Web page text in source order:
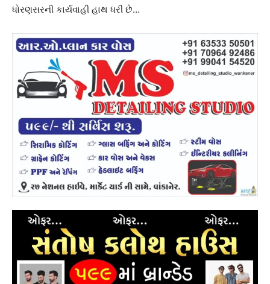
ધોરણસરની કાર્યવાહી હાથ ધરી છે…